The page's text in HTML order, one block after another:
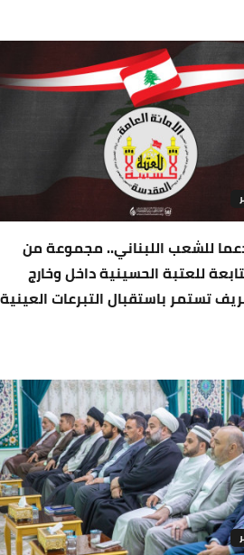
للشعب اللبناني.. مجموعة من
للعتبة الحسينية داخل وخارج
تستمر باستقبال التبرعات العينية